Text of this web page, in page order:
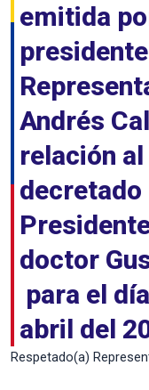
emitida
Andrés
relación
decretado
doctor
para el
abril del
Respetado(a)